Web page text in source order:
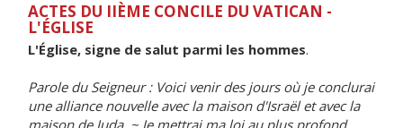
ACTES DU IIÈME CONCILE DU VATICAN -
L'ÉGLISE
L'Église, signe de salut parmi les hommes.
Parole du Seigneur : Voici venir des jours où je conclurai
une alliance nouvelle avec la maison d'Israël et avec la
maison de Juda. ~ Je mettrai ma loi au plus profond